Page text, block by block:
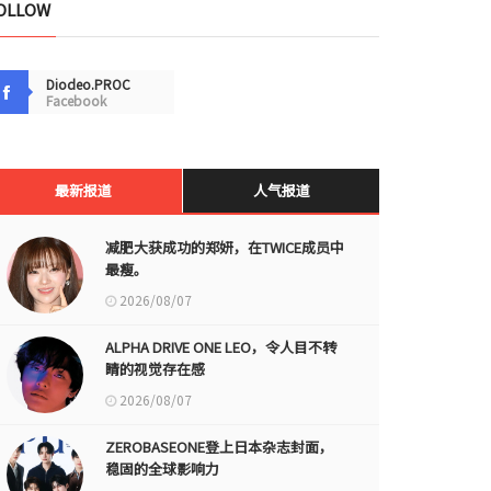
Diodeo.PROC
Facebook
最新报道 人气报道
减肥大获成功的郑妍，在TWICE成员中
最瘦。
2026/08/07
ALPHA DRIVE ONE LEO，令人目不转
睛的视觉存在感
2026/08/07
ZEROBASEONE登上日本杂志封面，
稳固的全球影响力